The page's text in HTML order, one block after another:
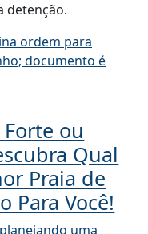
detenção.
ordem para
documento é
ou
Qual
Praia de
Para Você!
uma